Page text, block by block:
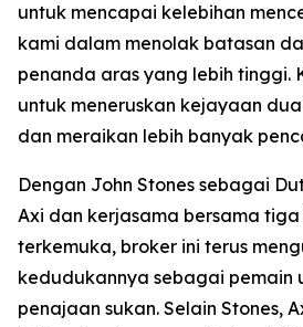
untuk mencapai kelebihan
kami dalam menolak batasan
penanda aras yang lebih tinggi.
untuk meneruskan kejayaan
dan meraikan lebih banyak
Dengan John Stones sebagai
Axi dan kerjasama bersama
terkemuka, broker ini terus
kedudukannya sebagai pemain
penajaan sukan. Selain Stones,